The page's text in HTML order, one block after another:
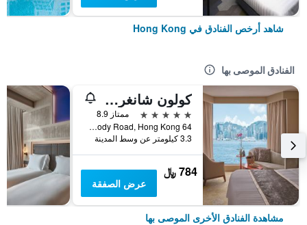
شاهد أرخص الفنادق في Hong Kong
الفنادق الموصى بها
كولون شانغري- لا
5 نجوم
ممتاز 8.9
64 Mody Road, Hong Kong, هونغ كونغ
3.3 كيلومتر عن وسط المدينة
784 ﷼
عرض الصفقة
مشاهدة الفنادق الأخرى الموصى بها